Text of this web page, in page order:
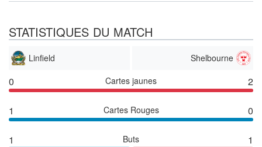
STATISTIQUES DU MATCH
Linfield Shelbourne
0 Cartes jaunes 2
1 Cartes Rouges 0
1 Buts 1